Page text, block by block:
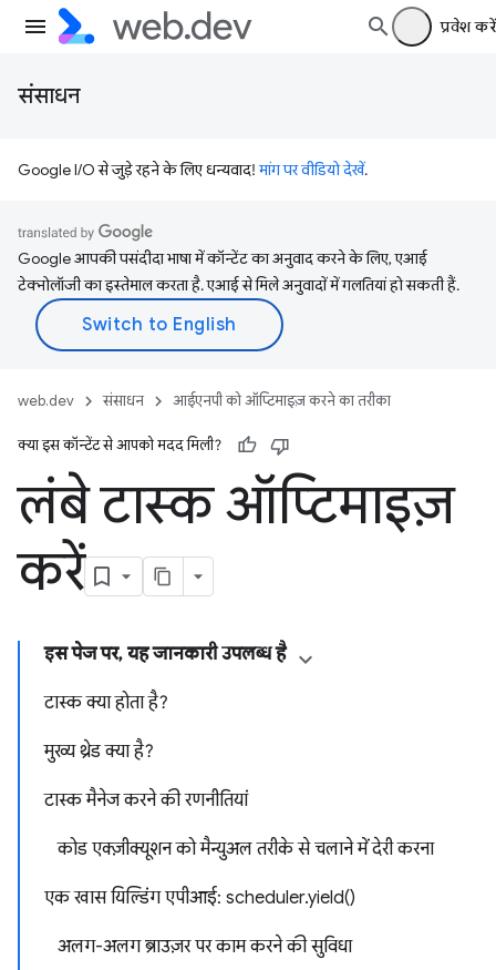
प्रवेश करें
संसाधन
Google I/O से जुड़े रहने के लिए धन्यवाद!मांग पर वीडियो देखें.
Google आपकी पसंदीदा भाषा में कॉन्टेंट का अनुवाद करने के लिए, एआई
टेक्नोलॉजी का इस्तेमाल करता है. एआई से मिले अनुवादों में गलतियां हो सकती हैं.
web.dev संसाधन आईएनपी को ऑप्टिमाइज़ करने का तरीका
क्या इस कॉन्टेंट से आपको मदद मिली?
लंबे टास्क ऑप्टिमाइज़
करें
इस पेज पर, यह जानकारी उपलब्ध है
टास्क क्या होता है?
मुख्य थ्रेड क्या है?
टास्क मैनेज करने की रणनीतियां
कोड एक्ज़ीक्यूशन को मैन्युअल तरीके से चलाने में देरी करना
एक खास यिल्डिंग एपीआई: scheduler.yield()
अलग-अलग ब्राउज़र पर काम करने की सुविधा